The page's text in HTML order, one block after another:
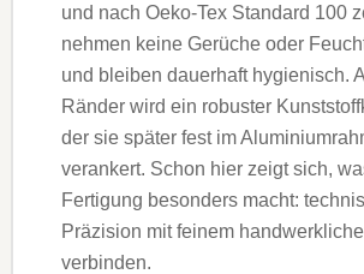
und nach Oeko-Tex Standard 100
nehmen keine Gerüche oder
und bleiben dauerhaft hygienisch.
Ränder wird ein robuster
der sie später fest im
verankert. Schon hier zeigt sich,
Fertigung besonders macht:
Präzision mit feinem
verbinden.